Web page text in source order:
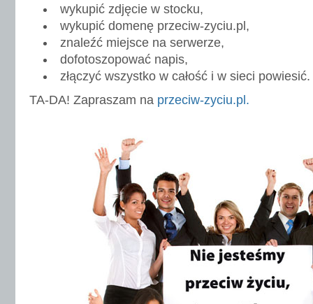
wykupić zdjęcie w stocku,
wykupić domenę przeciw-zyciu.pl,
znaleźć miejsce na serwerze,
dofotoszopować napis,
złączyć wszystko w całość i w sieci powiesić.
TA-DA! Zapraszam na przeciw-zyciu.pl.